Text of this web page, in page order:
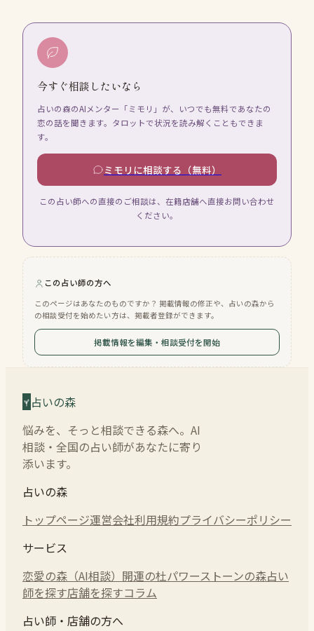
今すぐ相談したいなら
占いの森のAIメンター「ミモリ」が、いつでも無料であなたの
恋の話を聞きます。タロットで状況を読み解くこともできま
す。
ミモリに相談する（無料）
この占い師への直接のご相談は、在籍店舗へ直接お問い合わせ
ください。
この占い師の方へ
このページはあなたのものですか？ 掲載情報の修正や、占いの森から
の相談受付を始めたい方は、掲載者登録ができます。
掲載情報を編集・相談受付を開始
占いの森
悩みを、そっと相談できる森へ。AI
相談・全国の占い師があなたに寄り
添います。
占いの森
トップページ運営会社利用規約プライバシーポリシー
サービス
恋愛の森（AI相談） 開運の杜パワーストーンの森占い
師を探す店舗を探すコラム
占い師・店舗の方へ